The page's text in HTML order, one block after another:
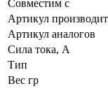
Совместим с
Артикул
Артикул аналогов
Сила тока, А
Тип
Вес гр